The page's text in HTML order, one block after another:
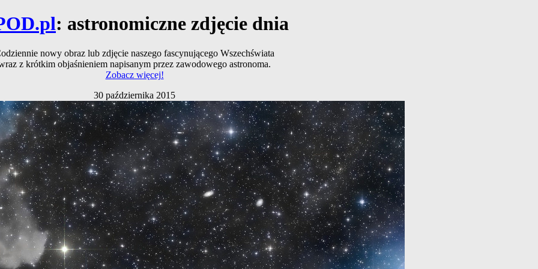
: astronomiczne zdjęcie dnia
nowy obraz lub zdjęcie naszego fascynującego Wszechświata
z krótkim objaśnieniem napisanym przez zawodowego astronoma.
Zobacz więcej!
30 października 2015